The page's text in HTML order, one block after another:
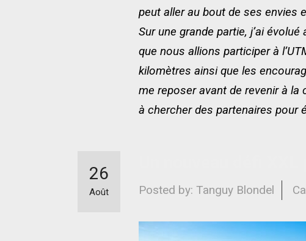
peut aller au bout de ses envies
Sur une grande partie, j’ai
que nous allions participer à
kilomètres ainsi que les
me reposer avant de revenir à la
à chercher des partenaires pour
Posted by: Tanguy Blondel
26
Août